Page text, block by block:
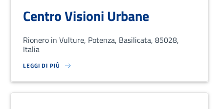
Centro Visioni Urbane
Rionero in Vulture, Potenza, Basilicata, 85028,
Italia
LEGGI DI PIÙ
SU LOREM IPSUM DOLOR SIT AMET, CONSECTETUR ADIPISCING